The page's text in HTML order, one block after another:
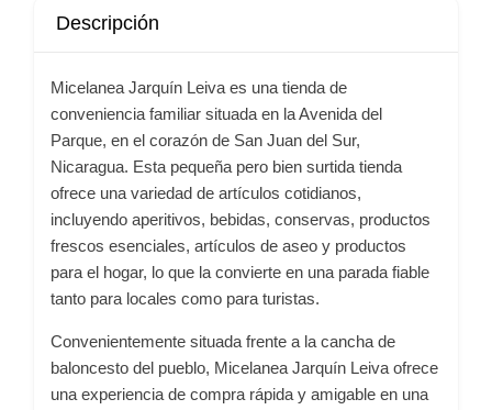
Descripción
Micelanea Jarquín Leiva es una tienda de
conveniencia familiar situada en la Avenida del
Parque, en el corazón de San Juan del Sur,
Nicaragua. Esta pequeña pero bien surtida tienda
ofrece una variedad de artículos cotidianos,
incluyendo aperitivos, bebidas, conservas, productos
frescos esenciales, artículos de aseo y productos
para el hogar, lo que la convierte en una parada fiable
tanto para locales como para turistas.
Convenientemente situada frente a la cancha de
baloncesto del pueblo, Micelanea Jarquín Leiva ofrece
una experiencia de compra rápida y amigable en una